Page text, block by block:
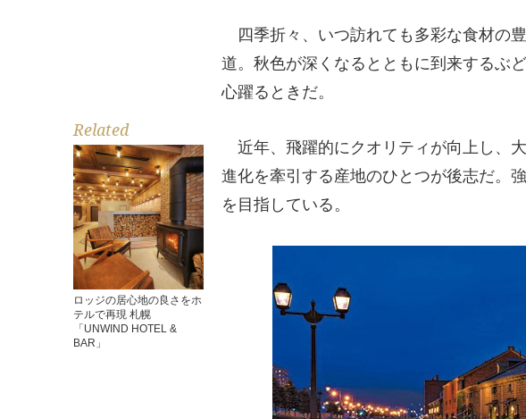
Related
ロッジの居心地の良さをホ
テルで再現 札幌
「UNWIND HOTEL &
BAR」
四季折々、いつ訪れても多彩な食材の
道。秋色が深くなるとともに到来するぶ
心躍るときだ。
近年、飛躍的にクオリティが向上し、
進化を牽引する産地のひとつが後志だ。
を目指している。